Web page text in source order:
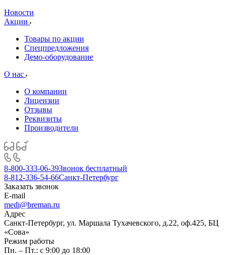
Новости
Акции
Товары по акции
Спецпредложения
Демо-оборудование
О нас
О компании
Лицензии
Отзывы
Реквизиты
Производители
8-800-333-06-39Звонок бесплатный
8-812-336-54-66Санкт-Петербург
Заказать звонок
E-mail
medi@breman.ru
Адрес
Санкт-Петербург, ул. Маршала Тухачевского, д.22, оф.425, БЦ
«Сова»
Режим работы
Пн. – Пт.: с 9:00 до 18:00